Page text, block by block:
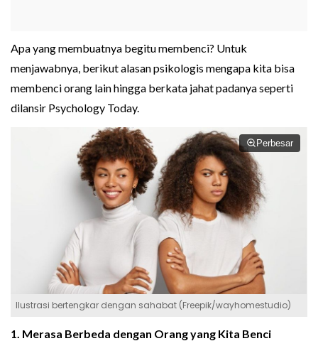
Apa yang membuatnya begitu membenci? Untuk
menjawabnya, berikut alasan psikologis mengapa kita bisa
membenci orang lain hingga berkata jahat padanya seperti
dilansir Psychology Today.
Perbesar
Ilustrasi bertengkar dengan sahabat (Freepik/wayhomestudio)
1. Merasa Berbeda dengan Orang yang Kita Benci